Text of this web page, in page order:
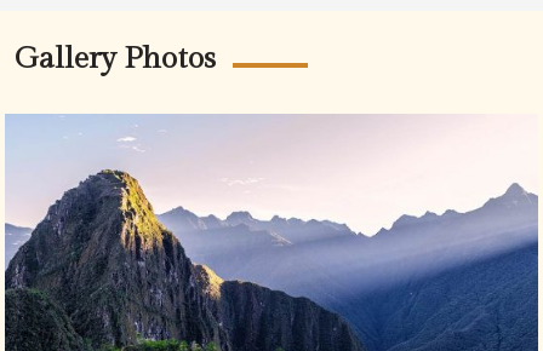
Gallery Photos